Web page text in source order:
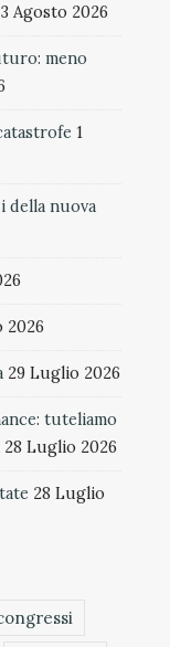
3 Agosto 2026
meno
1
della nuova
2026
29 Luglio 2026
tuteliamo
28 Luglio 2026
28 Luglio